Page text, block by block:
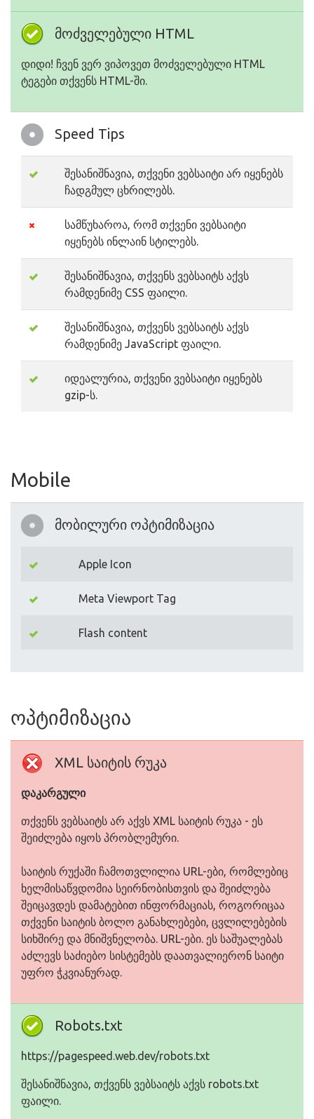
მოძველებული HTML
დიდი! ჩვენ ვერ ვიპოვეთ მოძველებული HTML
ტეგები თქვენს HTML-ში.
Speed Tips
შესანიშნავია, თქვენი ვებსაიტი არ იყენებს
ჩადგმულ ცხრილებს.
სამწუხაროა, რომ თქვენი ვებსაიტი
იყენებს ინლაინ სტილებს.
შესანიშნავია, თქვენს ვებსაიტს აქვს
რამდენიმე CSS ფაილი.
შესანიშნავია, თქვენს ვებსაიტს აქვს
რამდენიმე JavaScript ფაილი.
იდეალურია, თქვენი ვებსაიტი იყენებს
gzip-ს.
Mobile
მობილური ოპტიმიზაცია
Apple Icon
Meta Viewport Tag
Flash content
ოპტიმიზაცია
XML საიტის რუკა
დაკარგული
თქვენს ვებსაიტს არ აქვს XML საიტის რუკა - ეს
შეიძლება იყოს პრობლემური.
საიტის რუქაში ჩამოთვლილია URL-ები, რომლებიც
ხელმისაწვდომია სეირნობისთვის და შეიძლება
შეიცავდეს დამატებით ინფორმაციას, როგორიცაა
თქვენი საიტის ბოლო განახლებები, ცვლილებების
სიხშირე და მნიშვნელობა. URL-ები. ეს საშუალებას
აძლევს საძიებო სისტემებს დაათვალიერონ საიტი
უფრო ჭკვიანურად.
Robots.txt
https://pagespeed.web.dev/robots.txt
შესანიშნავია, თქვენს ვებსაიტს აქვს robots.txt
ფაილი.